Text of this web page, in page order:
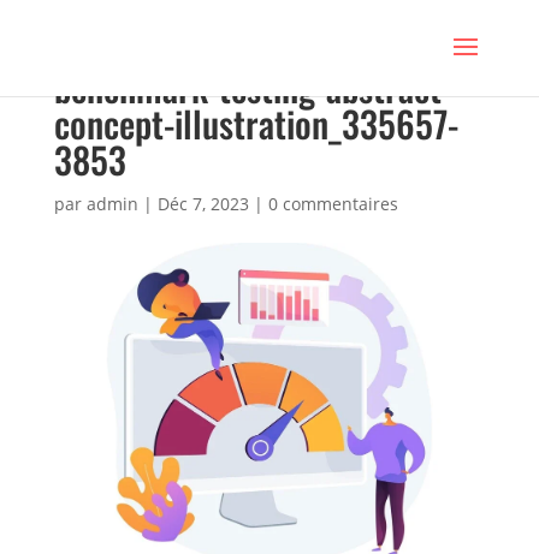
benchmark-testing-abstract-
concept-illustration_335657-
3853
par admin | Déc 7, 2023 | 0 commentaires